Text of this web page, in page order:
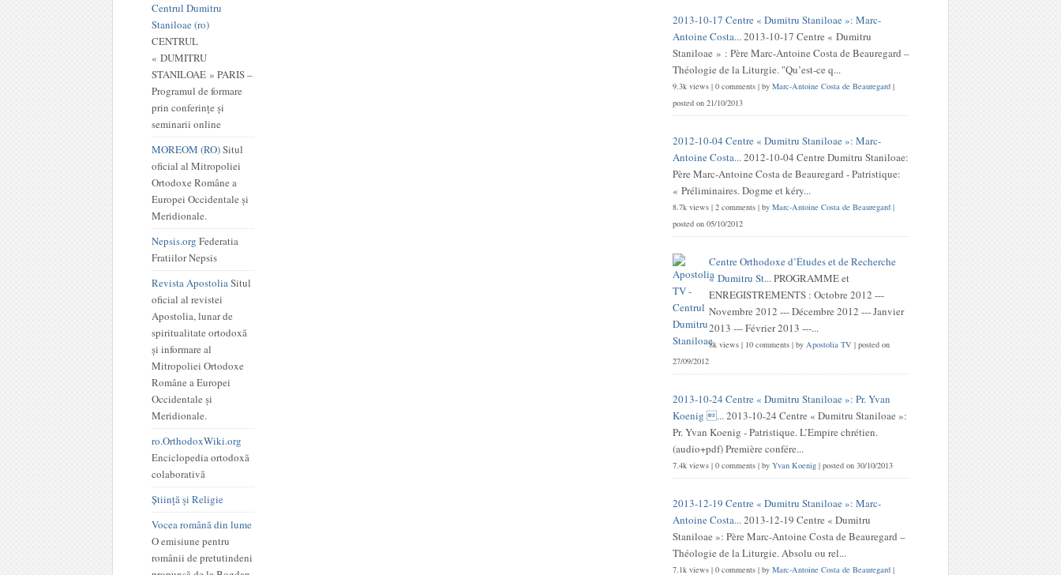
Centrul Dumitru
Staniloae (ro)
CENTRUL
« DUMITRU
STANILOAE » PARIS –
Programul de formare
prin conferințe și
seminarii online
MOREOM (RO)Situl
oficial al Mitropoliei
Ortodoxe Române a
Europei Occidentale și
Meridionale.
Nepsis.org Federatia
Fratiilor Nepsis
Revista ApostoliaSitul
oficial al revistei
Apostolia, lunar de
spiritualitate ortodoxă
și informare al
Mitropoliei Ortodoxe
Române a Europei
Occidentale și
Meridionale.
ro.OrthodoxWiki.org
Enciclopedia ortodoxă
colaborativă
Știință și Religie
Vocea română din lume
O emisiune pentru
românii de pretutindeni
2013-10-17 Centre « Dumitru Staniloae »: Marc-
Antoine Costa...2013-10-17 Centre « Dumitru
Staniloae » : Père Marc-Antoine Costa de Beauregard –
Théologie de la Liturgie. "Qu’est-ce q...
9.3k views | 0 comments | by Marc-Antoine Costa de Beauregard |
posted on 21/10/2013
2012-10-04 Centre « Dumitru Staniloae »: Marc-
Antoine Costa...2012-10-04 Centre Dumitru Staniloae:
Père Marc-Antoine Costa de Beauregard - Patristique:
« Préliminaires. Dogme et kéry...
8.7k views | 2 comments | by Marc-Antoine Costa de Beauregard |
posted on 05/10/2012
Centre Orthodoxe d’Études et de Recherche
« Dumitru St...PROGRAMME et
ENREGISTREMENTS : Octobre 2012 ---
Novembre 2012 --- Décembre 2012 --- Janvier
2013 --- Février 2013 ---...
8k views | 10 comments | by Apostolia TV | posted on
27/09/2012
2013-10-24 Centre « Dumitru Staniloae »: Pr. Yvan
Koenig ...2013-10-24 Centre « Dumitru Staniloae »:
Pr. Yvan Koenig - Patristique. L’Empire chrétien.
(audio+pdf) Première confére...
7.4k views | 0 comments | by Yvan Koenig | posted on 30/10/2013
2013-12-19 Centre « Dumitru Staniloae »: Marc-
Antoine Costa...2013-12-19 Centre « Dumitru
Staniloae »: Père Marc-Antoine Costa de Beauregard –
Théologie de la Liturgie. Absolu ou rel...
7.1k views | 0 comments | by Marc-Antoine Costa de Beauregard |